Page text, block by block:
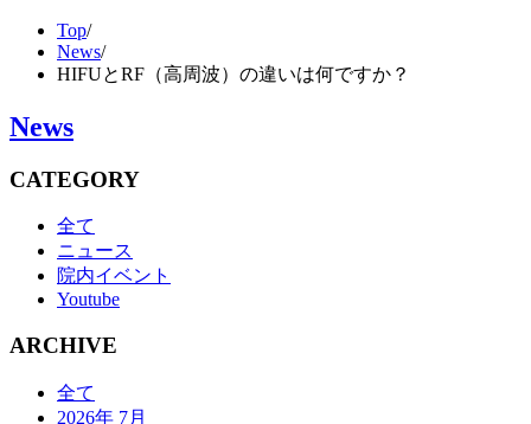
Top/
News/
HIFUとRF（高周波）の違いは何ですか？
News
CATEGORY
全て
ニュース
院内イベント
Youtube
ARCHIVE
全て
2026年 7月